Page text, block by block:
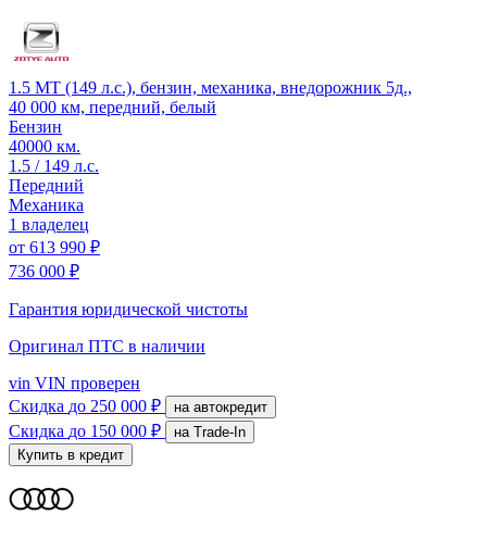
1.5 MT (149 л.с.), бензин, механика, внедорожник 5д.,
40 000 км, передний, белый
Бензин
40000 км.
1.5 / 149 л.с.
Передний
Механика
1 владелец
от 613 990 ₽
736 000 ₽
Гарантия юридической чистоты
Оригинал ПТС в наличии
vin VIN проверен
Скидка до 250 000 ₽ на автокредит
Скидка до 150 000 ₽
на Trade-In
Купить в кредит